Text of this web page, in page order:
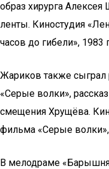
образ хирурга Алексея
ленты. Киностудия
часов до гибели», 1983
Жариков также сыграл
«Серые волки»,
смещения Хрущёва.
фильма «Серые
В мелодраме